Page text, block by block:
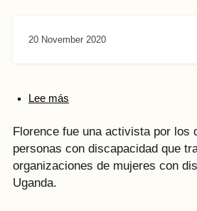
20 November 2020
Lee más
Florence fue una activista por los
personas con discapacidad que
organizaciones de mujeres con
Uganda.